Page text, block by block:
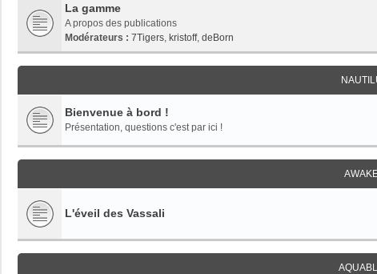
La gamme
A propos des publications
Modérateurs : 7Tigers, kristoff, deBorn
Bienvenue à bord !
Présentation, questions c'est par ici !
L'éveil des Vassali